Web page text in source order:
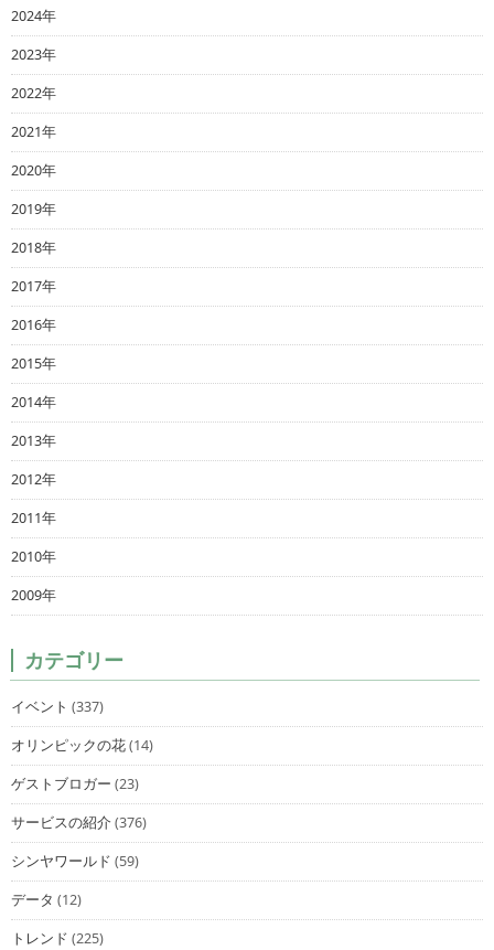
2024年
2023年
2022年
2021年
2020年
2019年
2018年
2017年
2016年
2015年
2014年
2013年
2012年
2011年
2010年
2009年
カテゴリー
イベント (337)
オリンピックの花(14)
ゲストブロガー (23)
サービスの紹介(376)
シンヤワールド (59)
データ (12)
トレンド (225)